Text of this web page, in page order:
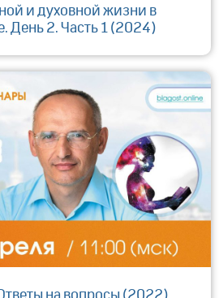
и духовной жизни в
День 2. Часть 1 (2024)